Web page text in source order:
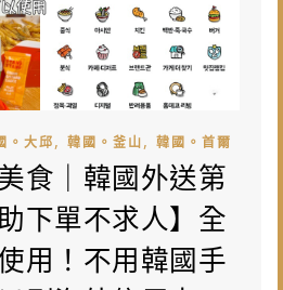
。大邱, 韓國。釜山, 韓國。首爾
食｜韓國外送第
下單不求人】全
用！不用韓國手